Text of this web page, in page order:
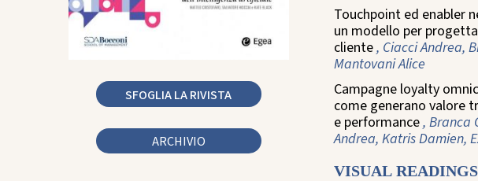
SFOGLIA LA RIVISTA
ARCHIVIO
Touchpoint ed enabler
un modello per
cliente, Ciacci Andrea,
Mantovani Alice
Campagne loyalty
come generano valore
e performance, Branca
Andrea, Katris Damien,
VISUAL READINGS